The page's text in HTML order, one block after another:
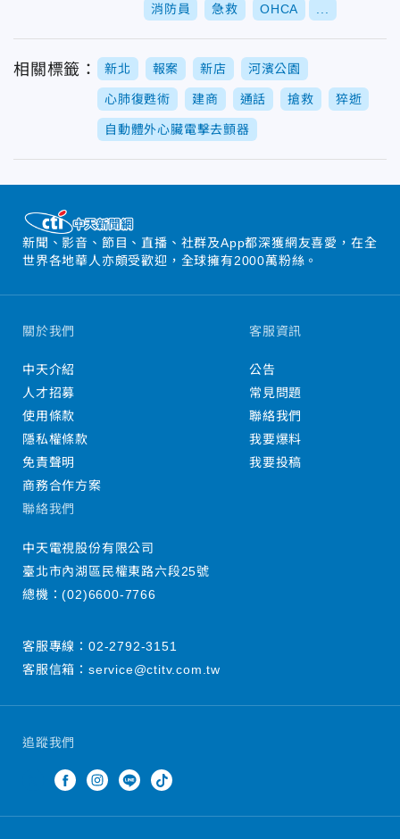
消防員 急救 OHCA
相關標籤： 新北 報案 新店 河濱公園
心肺復甦術 建商 通話 搶救 猝逝
自動體外心臟電擊去顫器
新聞、影音、節目、直播、社群及App都深獲網友喜愛，在全
世界各地華人亦頗受歡迎，全球擁有2000萬粉絲。
追蹤我們
關於我們
中天介紹
人才招募
使用條款
隱私權條款
免責聲明
商務合作方案
客服資訊
公告
常見問題
聯絡我們
我要爆料
我要投稿
聯絡我們
中天電視股份有限公司
臺北市內湖區民權東路六段25號
總機：(02)6600-7766
客服專線： 02-2792-3151
客服信箱： service@ctitv.com.tw